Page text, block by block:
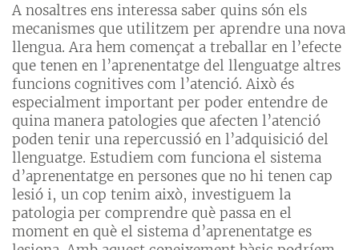
A nosaltres ens interessa saber quins són els
mecanismes que utilitzem per aprendre una nova
llengua. Ara hem començat a treballar en l’efecte
que tenen en l’aprenentatge del llenguatge altres
funcions cognitives com l’atenció. Això és
especialment important per poder entendre de
quina manera patologies que afecten l’atenció
poden tenir una repercussió en l’adquisició del
llenguatge. Estudiem com funciona el sistema
d’aprenentatge en persones que no hi tenen cap
lesió i, un cop tenim això, investiguem la
patologia per comprendre què passa en el
moment en què el sistema d’aprenentatge es